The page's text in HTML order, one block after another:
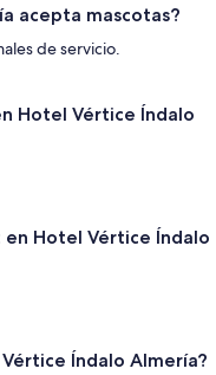
acepta mascotas?
de servicio.
Hotel Vértice Índalo
Hotel Vértice Índalo
Índalo Almería?